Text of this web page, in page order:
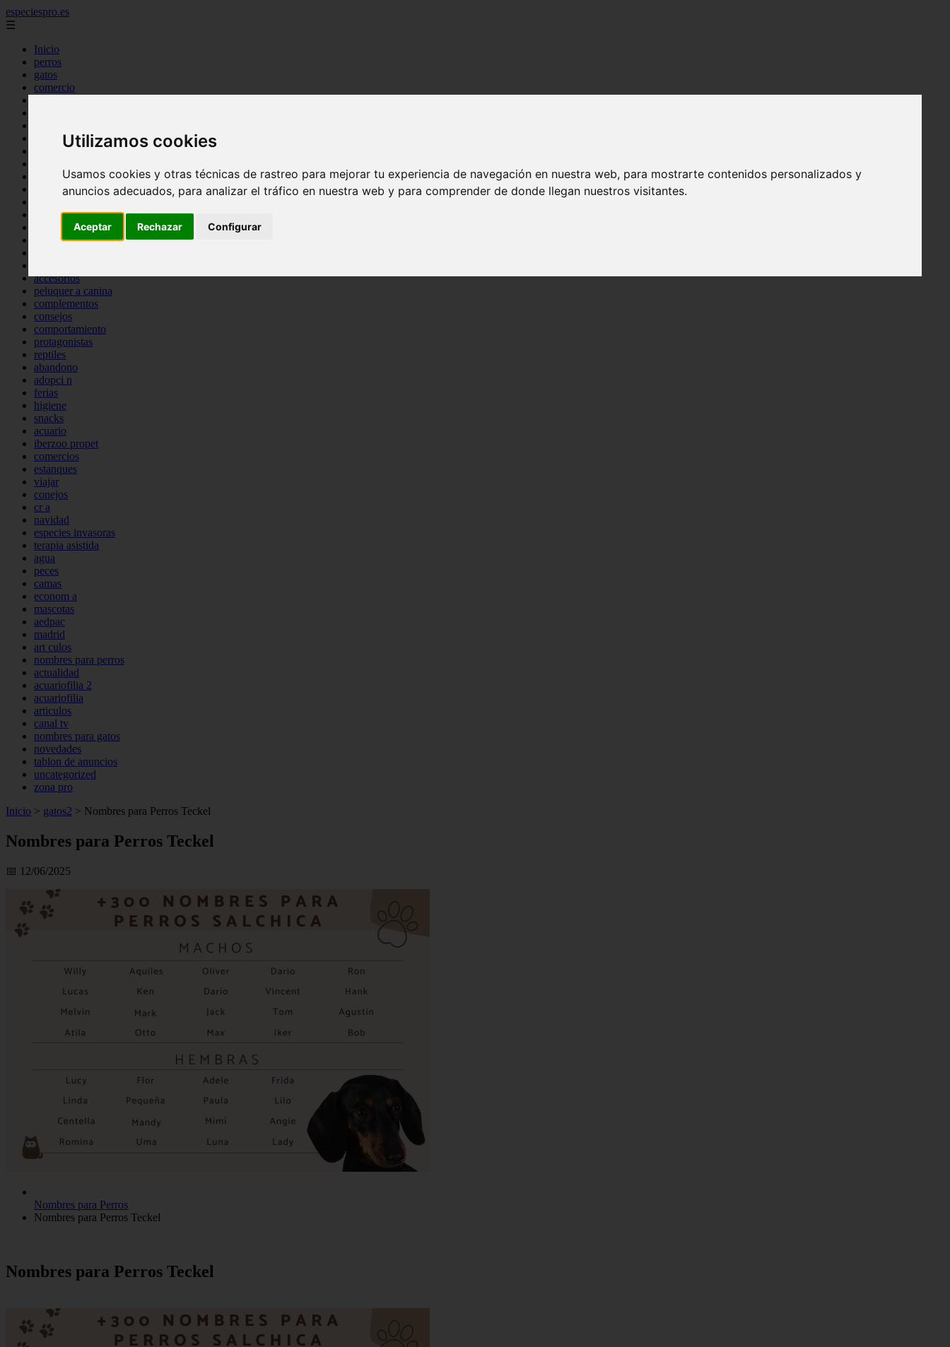
Utilizamos cookies
Usamos cookies y otras técnicas de rastreo para mejorar tu experiencia de navegación en nuestra web, para mostrarte contenidos personalizados y
anuncios adecuados, para analizar el tráfico en nuestra web y para comprender de donde llegan nuestros visitantes.
Aceptar Rechazar Configurar
especiespro.es
☰
Inicio
perros
gatos
comercio
tenencia responsable
mantenimiento
bienestar
peque os mam feros
verano
accesorios
peluquer a canina
complementos
consejos
comportamiento
protagonistas
reptiles
abandono
adopci n
ferias
higiene
snacks
acuario
iberzoo propet
comercios
estanques
viajar
conejos
cr a
navidad
especies invasoras
terapia asistida
agua
peces
camas
econom a
mascotas
aedpac
madrid
art culos
nombres para perros
actualidad
acuariofilia 2
acuariofilia
articulos
canal tv
nombres para gatos
novedades
tablon de anuncios
uncategorized
zona pro
Inicio > gatos2 > Nombres para Perros Teckel
Nombres para Perros Teckel
📅 12/06/2025
Nombres para Perros
Nombres para Perros Teckel
Nombres para Perros Teckel